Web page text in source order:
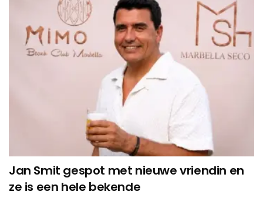
Jan Smit gespot met nieuwe vriendin en
ze is een hele bekende